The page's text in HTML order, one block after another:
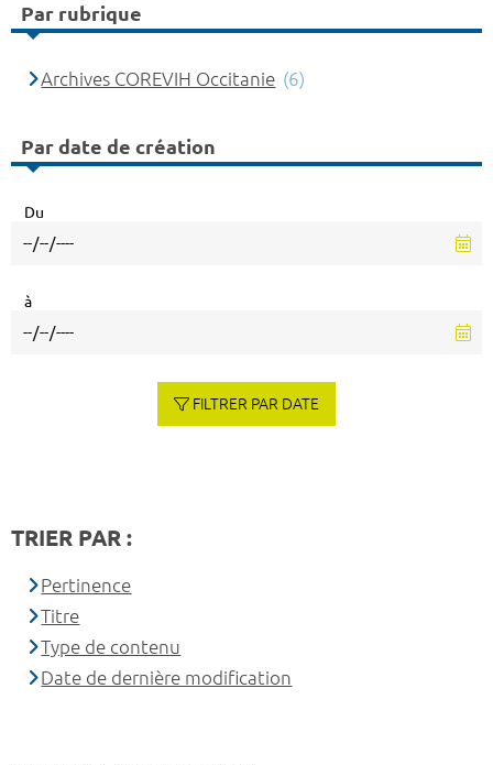
Par rubrique
Archives COREVIH Occitanie (6)
Par date de création
Du
à
FILTRER PAR DATE
TRIER PAR :
Pertinence
Titre
Type de contenu
Date de dernière modification